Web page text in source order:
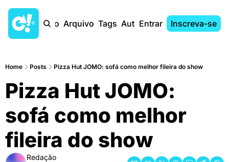
Início Arquivo Tags AutoresEntrar Inscreva-se
Home Posts Pizza Hut JOMO: sofá como melhor fileira do show
Pizza Hut JOMO:
sofá como melhor
fileira do show
Redação